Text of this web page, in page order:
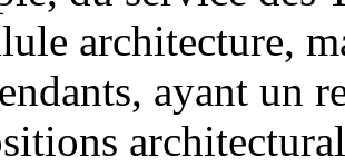
architecture,
ayant un